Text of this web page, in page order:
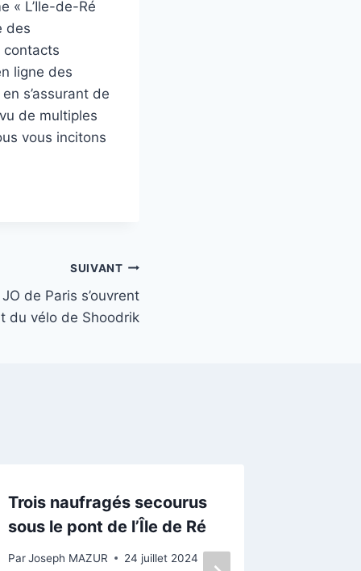
« L’Ile-de-Ré
des
contacts
ligne des
s’assurant de
de multiples
vous incitons
SUIVANT
de Paris s’ouvrent
du vélo de Shoodrik
Trois naufragés secourus
sous le pont de l’Île de Ré
Par Joseph MAZUR 24 juillet 2024